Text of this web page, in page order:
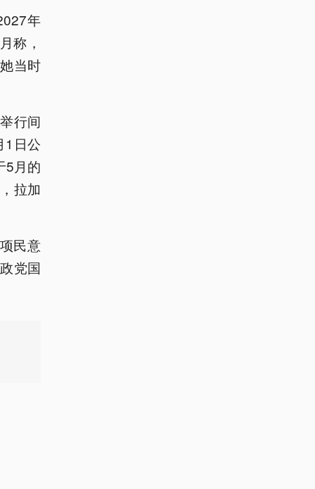
年
称，
当时
行间
1日公
5月的
拉加
民意
党国